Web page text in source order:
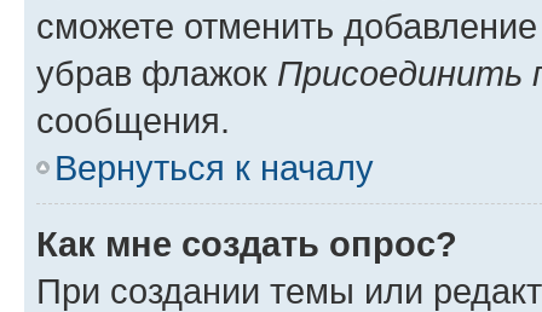
сможете отменить
убрав флажок Присоединить
сообщения.
Вернуться к началу
Как мне создать опрос?
При создании темы или